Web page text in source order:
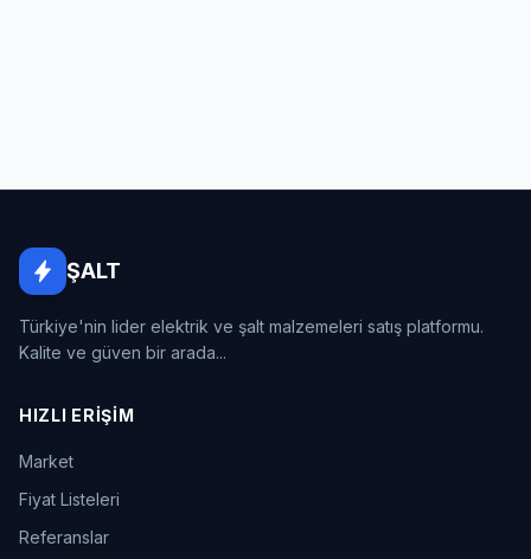
ŞALT
Türkiye'nin lider elektrik ve şalt malzemeleri satış platformu.
Kalite ve güven bir arada...
HIZLI ERIŞIM
Market
Fiyat Listeleri
Referanslar